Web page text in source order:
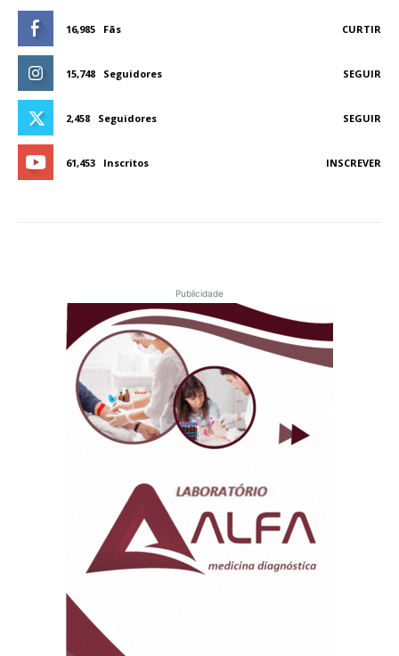
16,985 Fãs CURTIR
15,748 Seguidores SEGUIR
2,458 Seguidores SEGUIR
61,453 Inscritos INSCREVER
Publicidade